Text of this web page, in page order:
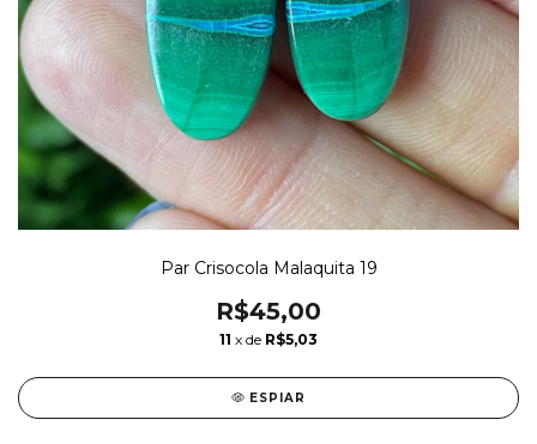
Par Crisocola Malaquita 19
R$45,00
11 x de R$5,03
ESPIAR